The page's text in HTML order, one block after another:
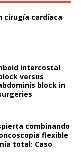
cirugía cardíaca
intercostal
versus
block in
combinando
flexible
total: Caso